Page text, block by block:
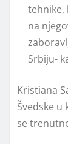
tehnike,
na
Srbiju-
Kristiana
Švedske u
se